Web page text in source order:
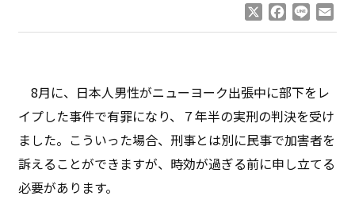
Facebook
Line
8月に、日本人男性がニューヨーク出張中に部下をレ
イプした事件で有罪になり、７年半の実刑の判決を受け
ました。こういった場合、刑事とは別に民事で加害者を
訴えることができますが、時効が過ぎる前に申し立てる
必要があります。